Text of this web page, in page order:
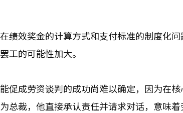
绩效奖金的计算方式和支付标准的制度化
工的可能性加大。
促成劳资谈判的成功尚难以确定，因为在
总裁，他直接承认责任并请求对话，意味